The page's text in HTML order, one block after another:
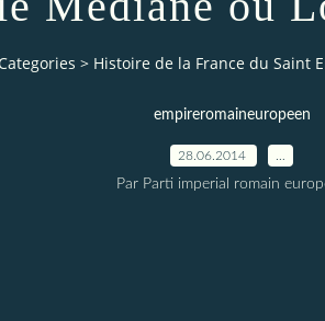
> Histoire de la France du Saint
empireromaineuropeen
28.06.2014
Par Parti imperial romain